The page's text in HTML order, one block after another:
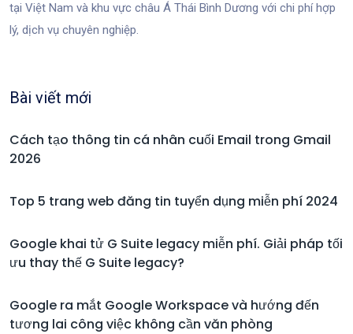
tại Việt Nam và khu vực châu Á Thái Bình Dương với chi phí hợp
lý, dịch vụ chuyên nghiệp.
Bài viết mới
Cách tạo thông tin cá nhân cuối Email trong Gmail
2026
Top 5 trang web đăng tin tuyển dụng miễn phí 2024
Google khai tử G Suite legacy miễn phí. Giải pháp tối
ưu thay thế G Suite legacy?
Google ra mắt Google Workspace và hướng đến
tương lai công việc không cần văn phòng